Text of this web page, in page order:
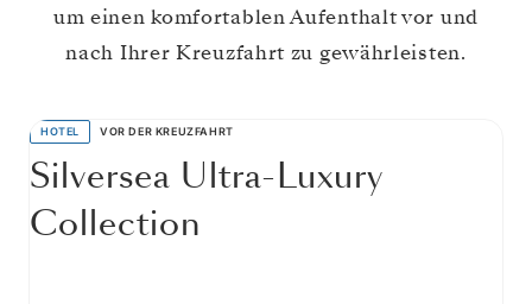
um einen komfortablen Aufenthalt vor und
nach Ihrer Kreuzfahrt zu gewährleisten.
HOTEL VOR DER KREUZFAHRT
Silversea Ultra-Luxury
Collection